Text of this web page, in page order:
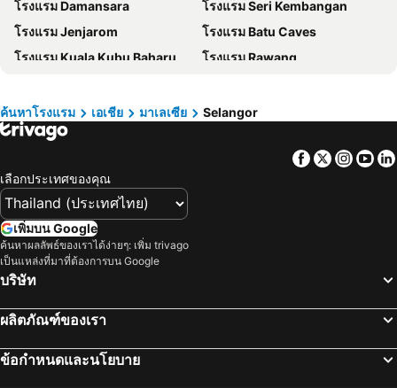
โรงแรม เกาะลันตา
โรงแรม ญี่ปุ่น
โรงแรม ภาคตะวันออกเฉียงเหนือ
โรงแรม Schaffhausen
โรงแรม มาเก๊า
โรงแรม ไทเป
โรงแรม คาเมรอนไฮแลนด์
โรงแรม จอร์เจีย
โรงแรม ลักเซมเบิร์ก
โรงแรม ภาคใต้
โรงแรม มาเช่
โรงแรม Damansara
โรงแรม Seri Kembangan
โรงแรม Jenjarom
โรงแรม Batu Caves
โรงแรม Kuala Kubu Baharu
โรงแรม Rawang
ค้นหาโรงแรม
เอเชีย มาเลเซีย Selangor
Facebook
Twitter
เลือกประเทศของคุณ
เพิ่มบน Google
ค้นหาผลลัพธ์ของเราได้ง่ายๆ: เพิ่ม trivago
เป็นแหล่งที่มาที่ต้องการบน Google
บริษัท
ผลิตภัณฑ์ของเรา
ข้อกำหนดและนโยบาย